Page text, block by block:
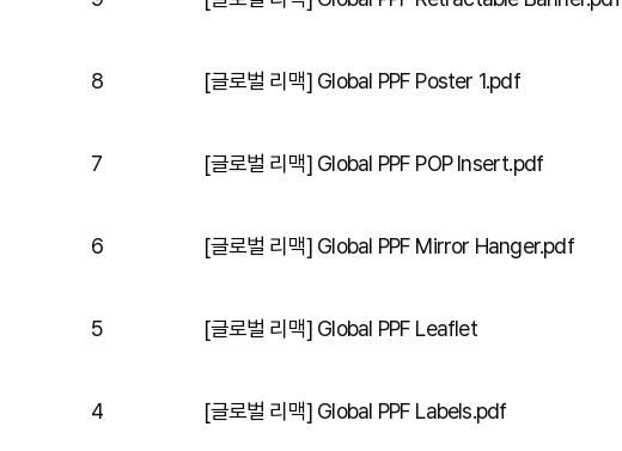
8 [글로벌 리맥] Global PPF Poster 1.pdf
7 [글로벌 리맥] Global PPF POP Insert.pdf
6 [글로벌 리맥] Global PPF Mirror Hanger.pdf
5 [글로벌 리맥] Global PPF Leaflet
4 [글로벌 리맥] Global PPF Labels.pdf